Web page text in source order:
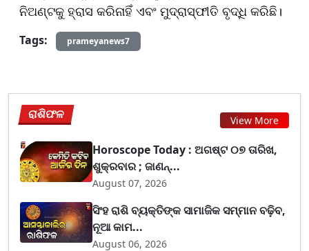
ନିଅଣ୍ଟକୁ ହ୍ରାସ କରିନାହିଁ ଏବଂ ମୁଦ୍ରାସ୍ଫୀତି ବୃଦ୍ଧି କରିଛି।
Tags: prameyanews7
ରାଶିଫଳ View More
Horoscope Today : ଅଗଷ୍ଟ ୦୭ ତାରିଖ,
ଶୁକ୍ରବାର ; ଜାଣନ୍...
August 07, 2026
ସିଂହ ରାଶି ବ୍ୟକ୍ତିଙ୍କ ସାମାଜିକ ସମ୍ମାନ ବଢ଼ିବ,
ନୂଆ କାମ...
August 06, 2026